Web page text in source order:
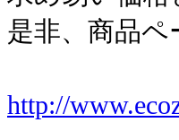
是非、商品
http://